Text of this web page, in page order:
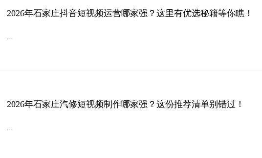
2026年石家庄抖音短视频运营哪家强？这里有优选秘籍等你瞧！
2026年石家庄汽修短视频制作哪家强？这份推荐清单别错过！